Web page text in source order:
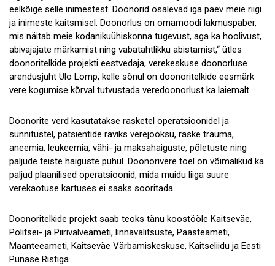
eelkõige selle inimestest. Doonorid osalevad iga päev meie riigi
ja inimeste kaitsmisel. Doonorlus on omamoodi lakmuspaber,
mis näitab meie kodanikuühiskonna tugevust, aga ka hoolivust,
abivajajate märkamist ning vabatahtlikku abistamist,“ ütles
doonoritelkide projekti eestvedaja, verekeskuse doonorluse
arendusjuht Ülo Lomp, kelle sõnul on doonoritelkide eesmärk
vere kogumise kõrval tutvustada veredoonorlust ka laiemalt.
Doonorite verd kasutatakse rasketel operatsioonidel ja
sünnitustel, patsientide raviks verejooksu, raske trauma,
aneemia, leukeemia, vähi- ja maksahaiguste, põletuste ning
paljude teiste haiguste puhul. Doonorivere toel on võimalikud ka
paljud plaanilised operatsioonid, mida muidu liiga suure
verekaotuse kartuses ei saaks sooritada.
Doonoritelkide projekt saab teoks tänu koostööle Kaitseväe,
Politsei- ja Piirivalveameti, linnavalitsuste, Päästeameti,
Maanteeameti, Kaitseväe Värbamiskeskuse, Kaitseliidu ja Eesti
Punase Ristiga.